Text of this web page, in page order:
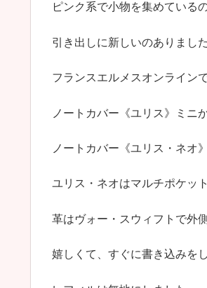
ピンク系で小物を集めている
引き出しに新しいのありました
フランスエルメスオンライン
ノートカバー《ユリス》ミニ
ノートカバー《ユリス・ネオ
ユリス・ネオはマルチポケッ
革はヴォー・スウィフトで外
嬉しくて、すぐに書き込みを